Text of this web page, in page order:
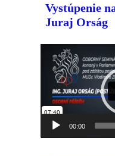
Vystúpenie
Juraj Orság
Video
prehrávač
00:00